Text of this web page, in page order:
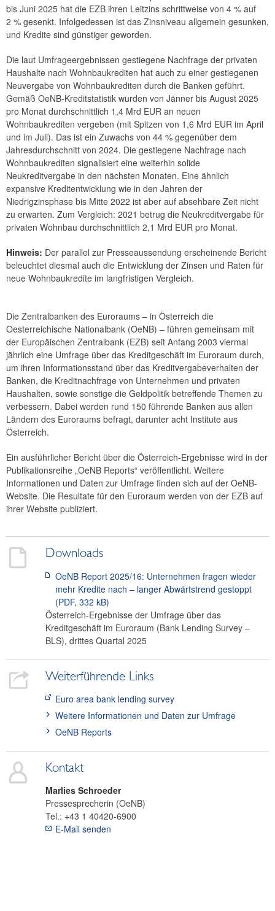
bis Juni 2025 hat die EZB ihren Leitzins schrittweise von 4 % auf
2 % gesenkt. Infolgedessen ist das Zinsniveau allgemein gesunken,
und Kredite sind günstiger geworden.
Die laut Umfrageergebnissen gestiegene Nachfrage der privaten
Haushalte nach Wohnbaukrediten hat auch zu einer gestiegenen
Neuvergabe von Wohnbaukrediten durch die Banken geführt.
Gemäß OeNB-Kreditstatistik wurden von Jänner bis August 2025
pro Monat durchschnittlich 1,4 Mrd EUR an neuen
Wohnbaukrediten vergeben (mit Spitzen von 1,6 Mrd EUR im April
und im Juli). Das ist ein Zuwachs von 44 % gegenüber dem
Jahresdurchschnitt von 2024. Die gestiegene Nachfrage nach
Wohnbaukrediten signalisiert eine weiterhin solide
Neukreditvergabe in den nächsten Monaten. Eine ähnlich
expansive Kreditentwicklung wie in den Jahren der
Niedrigzinsphase bis Mitte 2022 ist aber auf absehbare Zeit nicht
zu erwarten. Zum Vergleich: 2021 betrug die Neukreditvergabe für
privaten Wohnbau durchschnittlich 2,1 Mrd EUR pro Monat.
Hinweis: Der parallel zur Presseaussendung erscheinende Bericht
beleuchtet diesmal auch die Entwicklung der Zinsen und Raten für
neue Wohnbaukredite im langfristigen Vergleich.
Die Zentralbanken des Euroraums – in Österreich die
Oesterreichische Nationalbank (OeNB) – führen gemeinsam mit
der Europäischen Zentralbank (EZB) seit Anfang 2003 viermal
jährlich eine Umfrage über das Kreditgeschäft im Euroraum durch,
um ihren Informationsstand über das Kreditvergabeverhalten der
Banken, die Kreditnachfrage von Unternehmen und privaten
Haushalten, sowie sonstige die Geldpolitik betreffende Themen zu
verbessern. Dabei werden rund 150 führende Banken aus allen
Ländern des Euroraums befragt, darunter acht Institute aus
Österreich.
Ein ausführlicher Bericht über die Österreich-Ergebnisse wird in der
Publikationsreihe „OeNB Reports“ veröffentlicht. Weitere
Informationen und Daten zur Umfrage finden sich auf der OeNB-
Website. Die Resultate für den Euroraum werden von der EZB auf
ihrer Website publiziert.
Downloads
OeNB Report 2025/16: Unternehmen fragen wieder
mehr Kredite nach – langer Abwärtstrend gestoppt
(PDF, 332 kB)
Österreich-Ergebnisse der Umfrage über das
Kreditgeschäft im Euroraum (Bank Lending Survey –
BLS), drittes Quartal 2025
Weiterführende Links
Euro area bank lending survey
Weitere Informationen und Daten zur Umfrage
OeNB Reports
Kontakt
Marlies Schroeder
Pressesprecherin (OeNB)
Tel.: +43 1 40420-6900
E-Mail senden